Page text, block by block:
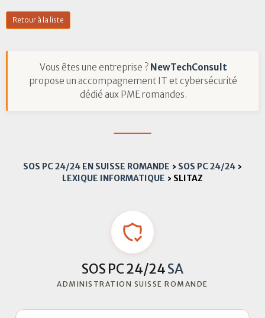
Retour à la liste
Vous êtes une entreprise ? NewTechConsult
propose un accompagnement IT et cybersécurité
dédié aux PME romandes.
SOS PC 24/24 EN SUISSE ROMANDE › SOS PC 24/24 ›
LEXIQUE INFORMATIQUE › SLITAZ
SOS PC 24/24SA
ADMINISTRATION SUISSE ROMANDE